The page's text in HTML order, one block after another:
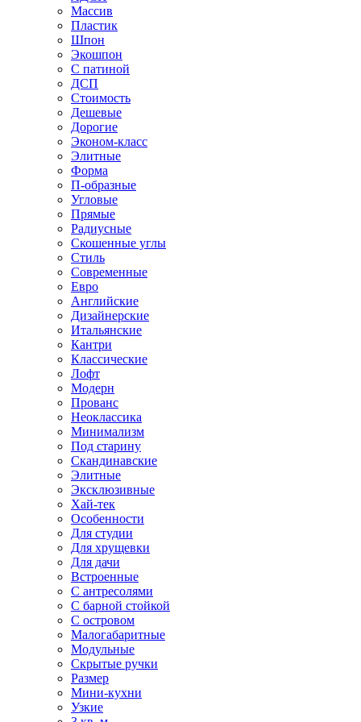
Массив
Пластик
Шпон
Экошпон
С патиной
ДСП
Стоимость
Дешевые
Дорогие
Эконом-класс
Элитные
Форма
П-образные
Угловые
Прямые
Радиусные
Скошенные углы
Стиль
Современные
Евро
Английские
Дизайнерские
Итальянские
Кантри
Классические
Лофт
Модерн
Прованс
Неоклассика
Минимализм
Под старину
Скандинавские
Элитные
Эксклюзивные
Хай-тек
Особенности
Для студии
Для хрущевки
Для дачи
Встроенные
С антресолями
С барной стойкой
С островом
Малогабаритные
Модульные
Скрытые ручки
Размер
Мини-кухни
Узкие